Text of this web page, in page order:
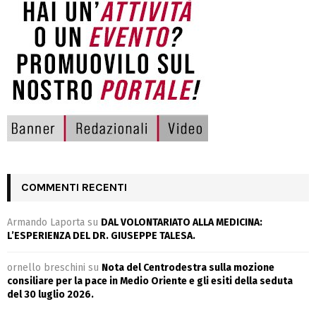
COMMENTI RECENTI
Armando Laporta su DAL VOLONTARIATO ALLA MEDICINA:
L’ESPERIENZA DEL DR. GIUSEPPE TALESA.
ornello breschini su Nota del Centrodestra sulla mozione
consiliare per la pace in Medio Oriente e gli esiti della seduta
del 30 luglio 2026.